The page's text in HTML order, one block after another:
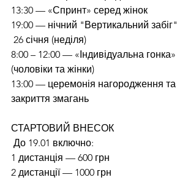
13:30 — «Спринт» серед жінок
19:00 — нічний "Вертикальний забіг"
26 січня (неділя)
8:00 – 12:00 — «Індивідуальна гонка»
(чоловіки та жінки)
13:00 — церемонія нагородження та
закриття змагань
СТАРТОВИЙ ВНЕСОК
До 19.01 включно:
1 дистанція — 600 грн
2 дистанції — 1000 грн